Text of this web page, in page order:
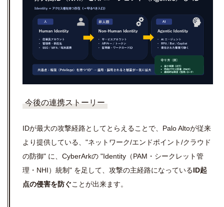
今後の連携ストーリー
IDが最大の攻撃経路としてとらえることで、Palo Altoが従来
より提供している、"ネットワーク/エンドポイント/クラウド
の防御" に、CyberArkの "Identity（PAM・シークレット管
理・NHI）統制" を足して、攻撃の主経路になっているID起
点の侵害を防ぐことが出来ます。